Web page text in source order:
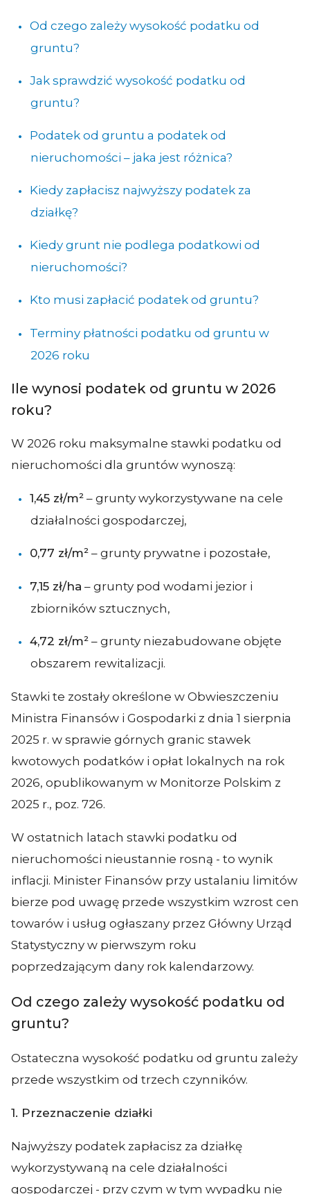
Od czego zależy wysokość podatku od
gruntu?
Jak sprawdzić wysokość podatku od
gruntu?
Podatek od gruntu a podatek od
nieruchomości – jaka jest różnica?
Kiedy zapłacisz najwyższy podatek za
działkę?
Kiedy grunt nie podlega podatkowi od
nieruchomości?
Kto musi zapłacić podatek od gruntu?
Terminy płatności podatku od gruntu w
2026 roku
Ile wynosi podatek od gruntu w 2026
roku?
W 2026 roku maksymalne stawki podatku od
nieruchomości dla gruntów wynoszą:
1,45 zł/m²– grunty wykorzystywane na cele
działalności gospodarczej,
0,77 zł/m²– grunty prywatne i pozostałe,
7,15 zł/ha – grunty pod wodami jezior i
zbiorników sztucznych,
4,72 zł/m²– grunty niezabudowane objęte
obszarem rewitalizacji.
Stawki te zostały określone w Obwieszczeniu
Ministra Finansów i Gospodarki z dnia 1 sierpnia
2025 r. w sprawie górnych granic stawek
kwotowych podatków i opłat lokalnych na rok
2026, opublikowanym w Monitorze Polskim z
2025 r., poz. 726.
W ostatnich latach stawki podatku od
nieruchomości nieustannie rosną - to wynik
inflacji. Minister Finansów przy ustalaniu limitów
bierze pod uwagę przede wszystkim wzrost cen
towarów i usług ogłaszany przez Główny Urząd
Statystyczny w pierwszym roku
poprzedzającym dany rok kalendarzowy.
Od czego zależy wysokość podatku od
gruntu?
Ostateczna wysokość podatku od gruntu zależy
przede wszystkim od trzech czynników.
1. Przeznaczenie działki
Najwyższy podatek zapłacisz za działkę
wykorzystywaną na cele działalności
gospodarczej - przy czym w tym wypadku nie